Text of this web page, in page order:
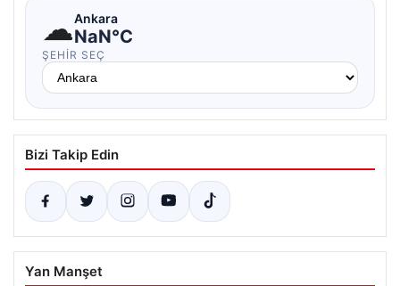
☁Ankara
NaN°C
ŞEHIR SEÇ
Bizi Takip Edin
Yan Manşet